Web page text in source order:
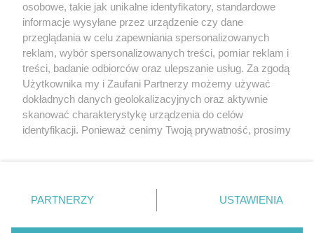
Regulamin konkursów
śniadaniówka "Hej
Szczecin! Jest piątek!"
Partnerzy
Praca Szczecin
© 2026 wSzczecinie.pl
osobowe, takie jak unikalne identyfikatory, standardowe
informacje wysyłane przez urządzenie czy dane
przeglądania w celu zapewniania spersonalizowanych
reklam, wybór spersonalizowanych treści, pomiar reklam i
treści, badanie odbiorców oraz ulepszanie usług. Za zgodą
Użytkownika my i Zaufani Partnerzy możemy używać
dokładnych danych geolokalizacyjnych oraz aktywnie
skanować charakterystykę urządzenia do celów
identyfikacji. Ponieważ cenimy Twoją prywatność, prosimy
prywatności znajdujący się w lewym dolnym rogu strony
. Niektóre rodzaje przetwarzania danych nie wymagają
PARTNERZY USTAWIENIA